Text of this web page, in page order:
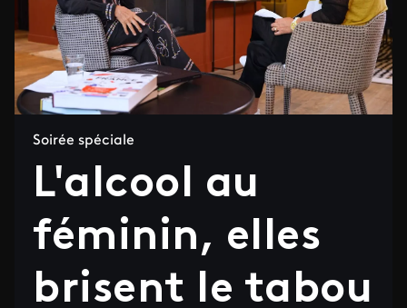
Soirée spéciale
L'alcool au
féminin, elles
brisent le tabou